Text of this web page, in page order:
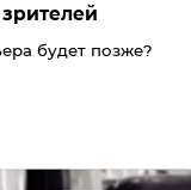
будет позже?